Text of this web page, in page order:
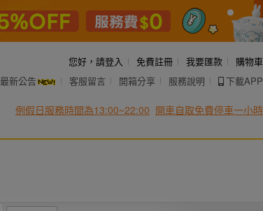
您好， 請登入 免費註冊 我要匯款
購物車
最新公告 客服留言 開箱分享 服務說明 下載APP
例假日服務時間為13:00~22:00 開車自取免費停車一小時